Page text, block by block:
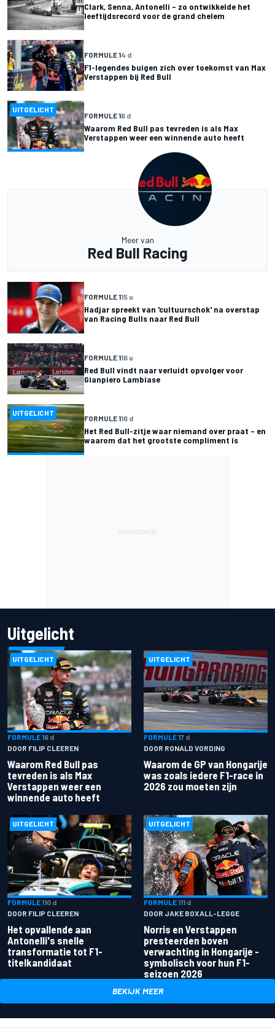
Clark, Senna, Antonelli – zo ontwikkelde het
leeftijdsrecord voor de grand chelem
FORMULE 14 d
F1-legendes buigen zich over toekomst van Max
Verstappen bij Red Bull
UITGELICHT
FORMULE 16 d
Waarom Red Bull pas tevreden is als Max
Verstappen weer een winnende auto heeft
Meer van
Red Bull Racing
FORMULE 115 u
Hadjar spreekt van 'cultuurschok' na overstap
van Racing Bulls naar Red Bull
FORMULE 116 u
Red Bull vindt naar verluidt opvolger voor
Gianpiero Lambiase
UITGELICHT
FORMULE 116 d
Het Red Bull-zitje waar niemand over praat – en
waarom dat het grootste compliment is
Uitgelicht
UITGELICHT
FORMULE 16 d
DOOR FILIP CLEEREN
Waarom Red Bull pas
tevreden is als Max
Verstappen weer een
winnende auto heeft
UITGELICHT
FORMULE 17 d
DOOR RONALD VORDING
Waarom de GP van Hongarije
was zoals iedere F1-race in
2026 zou moeten zijn
UITGELICHT
FORMULE 110 d
DOOR FILIP CLEEREN
Het opvallende aan
Antonelli's snelle
transformatie tot F1-
titelkandidaat
UITGELICHT
FORMULE 111 d
DOOR JAKE BOXALL-LEGGE
Norris en Verstappen
presteerden boven
verwachting in Hongarije -
symbolisch voor hun F1-
seizoen 2026
BEKIJK MEER